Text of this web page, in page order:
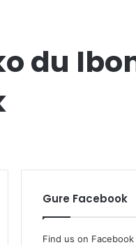
du
Gure Facebook
Find us on Facebook